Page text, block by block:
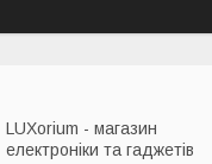
LUXorium - магазин
електроніки та гаджетів